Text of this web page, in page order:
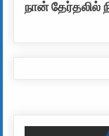
நான் தேர்தலில்